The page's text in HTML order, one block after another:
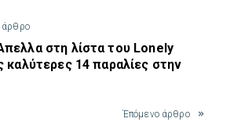
άρθρο
στη λίστα του Lonely
καλύτερες 14 παραλίες στην
Έπόμενο άρθρο